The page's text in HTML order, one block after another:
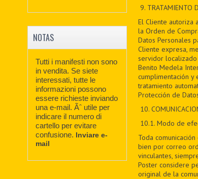
9. TRATAMIENTO
El Cliente autoriza
la Orden de
Datos Personales
Cliente expresa,
servidor localizado
Benito Medela
cumplimentación y
tratamiento
Protección de
10.
10.1. Modo de
Toda
bien por correo
vinculantes,
Poster considere
original de la
NOTAS
Tutti i manifesti non sono
in vendita. Se siete
interessati, tutte le
informazioni possono
essere richieste inviando
una e-mail. Ãˆ utile per
indicare il numero di
cartello per evitare
confusione. Inviare e-
mail